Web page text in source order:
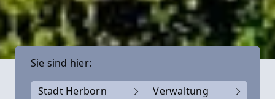
Sie sind hier:
Stadt Herborn Verwaltung